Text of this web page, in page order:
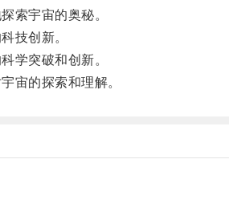
索宇宙的奥秘。
技创新。
学突破和创新。
宙的探索和理解。